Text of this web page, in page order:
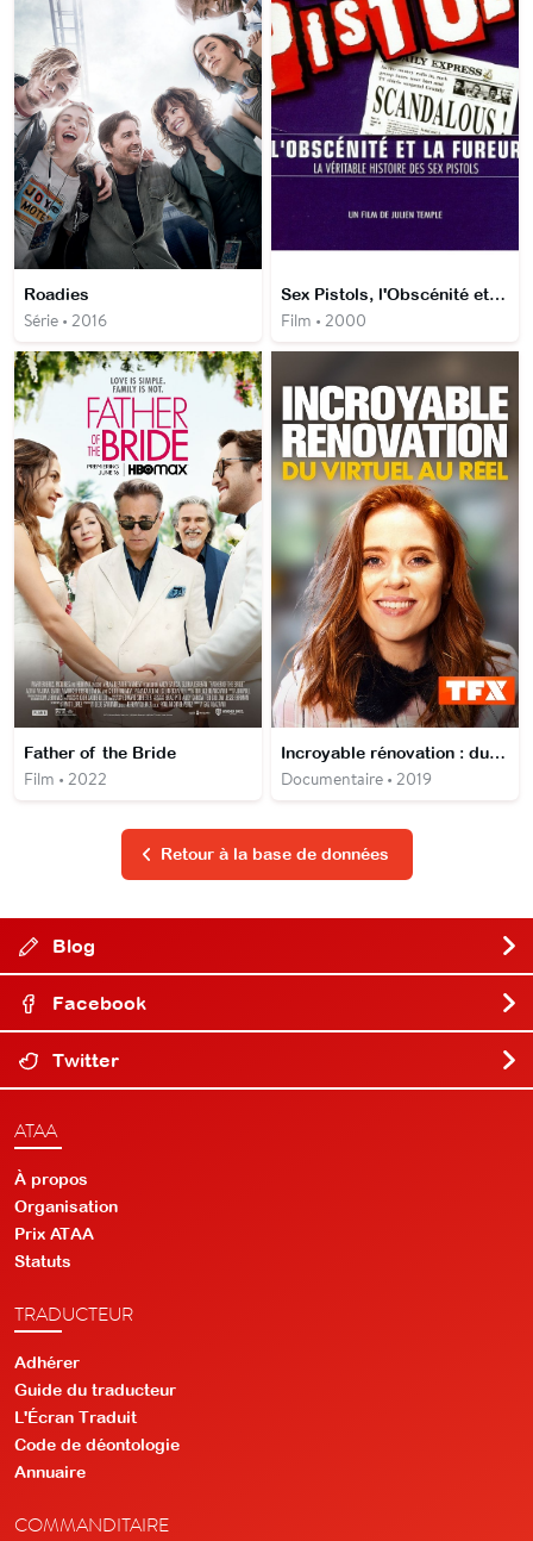
Roadies
Série • 2016
Sex Pistols, l'Obscénité et la Fureur
Film • 2000
Father of the Bride
Film • 2022
Incroyable rénovation : du virtuel au réel
Documentaire • 2019
Retour à la base de données
Blog
Facebook
Twitter
ATAA
À propos
Organisation
Prix ATAA
Statuts
TRADUCTEUR
Adhérer
Guide du traducteur
L'Écran Traduit
Code de déontologie
Annuaire
COMMANDITAIRE